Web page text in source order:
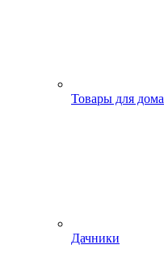
Товары для дома
Дачники